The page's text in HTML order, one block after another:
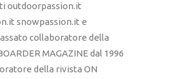
outdoorpassion.it
snowpassion.it e
collaboratore della
MAGAZINE dal 1996
della rivista ON